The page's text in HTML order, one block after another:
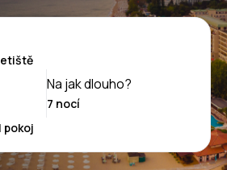
Na jak dlouho?